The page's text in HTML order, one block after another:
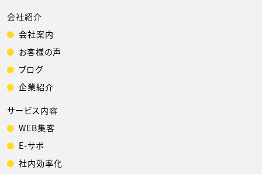
会社紹介
会社案内
お客様の声
ブログ
企業紹介
サービス内容
WEB集客
E-サポ
社内効率化